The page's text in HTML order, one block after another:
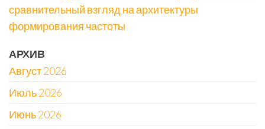
сравнительный взгляд на архитектуры
формирования частоты
АРХИВ
Август 2026
Июль 2026
Июнь 2026